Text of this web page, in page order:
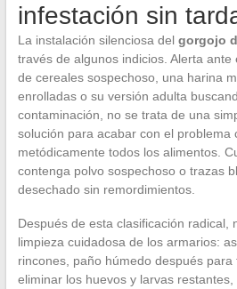
infestación sin
La instalación silenciosa del gorgojo
través de algunos indicios. Alerta
de cereales sospechoso, una harina
enrolladas o su versión adulta
contaminación, no se trata de una
solución para acabar con el problema
metódicamente todos los alimentos.
contenga polvo sospechoso o trazas
desechado sin remordimientos.
Después de esta clasificación radical,
limpieza cuidadosa de los armarios:
rincones, paño húmedo después
eliminar los huevos y larvas